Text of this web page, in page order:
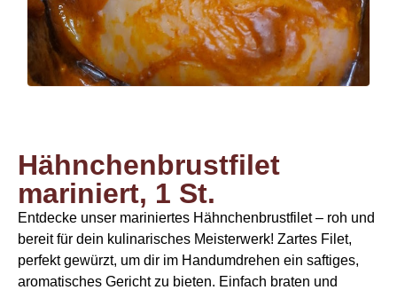
Hähnchenbrustfilet
mariniert, 1 St.
Entdecke unser mariniertes Hähnchenbrustfilet – roh und
bereit für dein kulinarisches Meisterwerk! Zartes Filet,
perfekt gewürzt, um dir im Handumdrehen ein saftiges,
aromatisches Gericht zu bieten. Einfach braten und